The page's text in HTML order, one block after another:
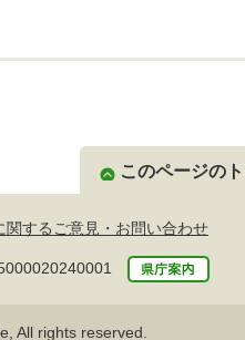
このページの
関するご意見・お問い合わせ
All rights reserved.